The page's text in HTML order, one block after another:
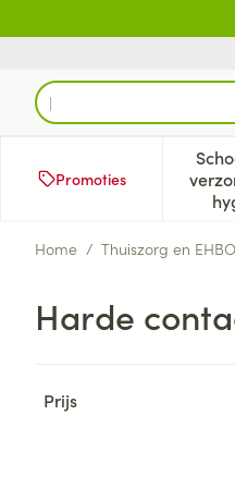
Product, merk, categorie...
Promoties
Home / Thuiszorg en EHBO
Harde
Prijs